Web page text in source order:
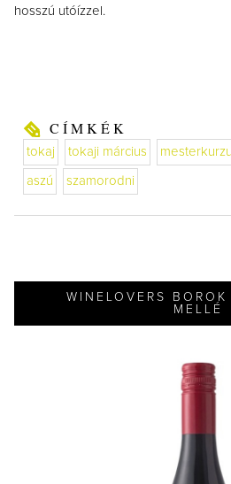
hosszú utóízzel.
CÍMKÉK
tokaj tokaji március
aszú szamorodni
WINELOVERS
MELLÉ